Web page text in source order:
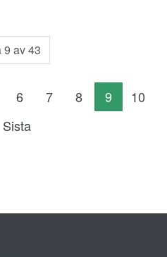
9 av 43
6 7 8 9
10
Sista